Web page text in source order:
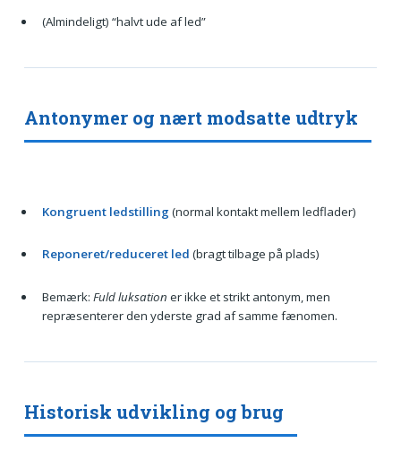
(Almindeligt) “halvt ude af led”
Antonymer og nært modsatte udtryk
Kongruent ledstilling (normal kontakt mellem ledflader)
Reponeret/reduceret led (bragt tilbage på plads)
Bemærk: Fuld luksation er ikke et strikt antonym, men
repræsenterer den yderste grad af samme fænomen.
Historisk udvikling og brug